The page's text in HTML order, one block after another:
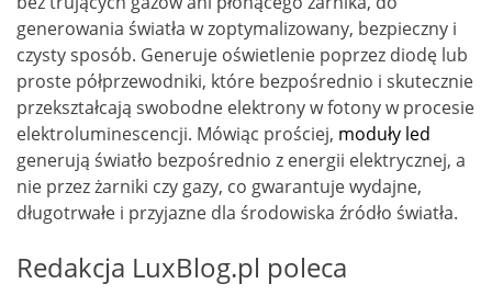
generowania światła w zoptymalizowany, bezpieczny i
czysty sposób. Generuje oświetlenie poprzez diodę lub
proste półprzewodniki, które bezpośrednio i skutecznie
przekształcają swobodne elektrony w fotony w procesie
elektroluminescencji. Mówiąc prościej, moduły led
generują światło bezpośrednio z energii elektrycznej, a
nie przez żarniki czy gazy, co gwarantuje wydajne,
długotrwałe i przyjazne dla środowiska źródło światła.
Redakcja LuxBlog.pl poleca